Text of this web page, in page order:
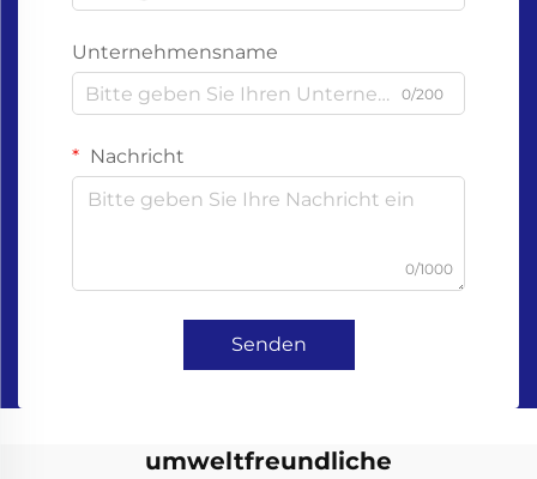
Unternehmensname
0/200
Nachricht
0/1000
Senden
umweltfreundliche